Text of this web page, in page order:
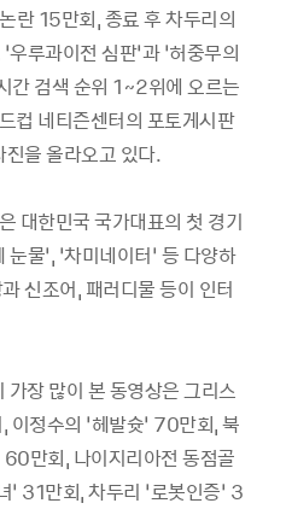
란 15만회, 종료 후 차두리의
루과이전 심판’과 ‘허중무의
간 검색 순위 1~2위에 오르는
컵 네티즌센터의 포토게시판
을 올라오고 있다.
대한민국 국가대표의 첫 경기
눈물’, ‘차미네이터’ 등 다양하
신조어, 패러디물 등이 인터
장 많이 본 동영상은 그리스
정수의 ‘헤발슛’ 70만회, 북
60만회, 나이지리아전 동점골
’ 31만회, 차두리 ‘로봇인증’ 3